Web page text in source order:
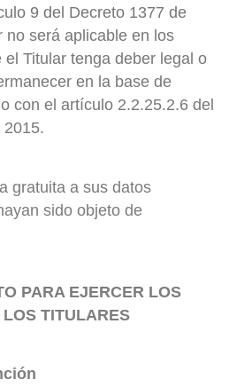
9 del Decreto 1377 de
no será aplicable en los
el Titular tenga deber legal o
en la base de
con el artículo 2.2.25.2.6 del
2015.
gratuita a sus datos
sido objeto de
PARA EJERCER LOS
TITULARES